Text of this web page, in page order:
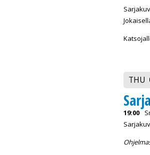
THU
19:00